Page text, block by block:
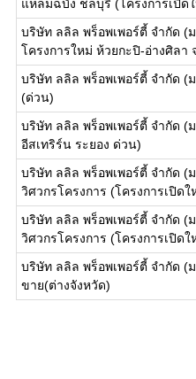
แหลมฉบัง ชลบุรี (โครงการเปิด
บริษัท ลลิล พร็อพเพอร์ตี้ จำกัด (
โครงการใหม่ ห้วยกะปิ-อ่างศิลา
บริษัท ลลิล พร็อพเพอร์ตี้ จำกัด (
(ด่วน)
บริษัท ลลิล พร็อพเพอร์ตี้ จำกัด (
อีสเทริร์น ระยอง ด่วน)
บริษัท ลลิล พร็อพเพอร์ตี้ จำกัด (
วิศวกรโครงการ (โครงการเปิด
บริษัท ลลิล พร็อพเพอร์ตี้ จำกัด (
วิศวกรโครงการ (โครงการเปิดใ
บริษัท ลลิล พร็อพเพอร์ตี้ จำกัด (
ขาย(ต่างจังหวัด)